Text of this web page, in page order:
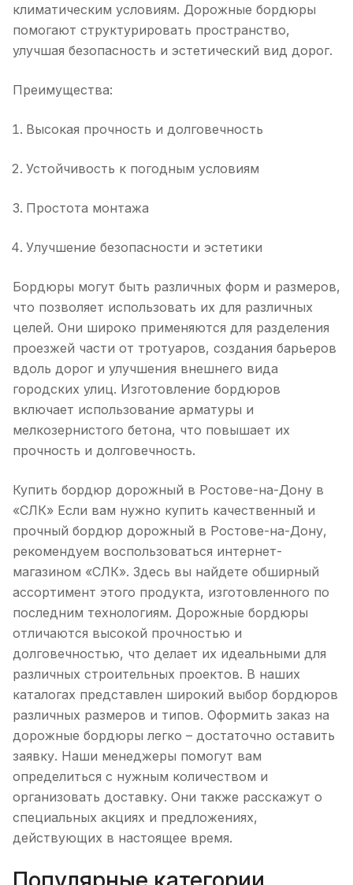
климатическим условиям. Дорожные бордюры
помогают структурировать пространство,
улучшая безопасность и эстетический вид дорог.
Преимущества:
Высокая прочность и долговечность
Устойчивость к погодным условиям
Простота монтажа
Улучшение безопасности и эстетики
Бордюры могут быть различных форм и размеров,
что позволяет использовать их для различных
целей. Они широко применяются для разделения
проезжей части от тротуаров, создания барьеров
вдоль дорог и улучшения внешнего вида
городских улиц. Изготовление бордюров
включает использование арматуры и
мелкозернистого бетона, что повышает их
прочность и долговечность.
Купить бордюр дорожный в Ростове-на-Дону в
«СЛК» Если вам нужно купить качественный и
прочный бордюр дорожный в Ростове-на-Дону,
рекомендуем воспользоваться интернет-
магазином «СЛК». Здесь вы найдете обширный
ассортимент этого продукта, изготовленного по
последним технологиям. Дорожные бордюры
отличаются высокой прочностью и
долговечностью, что делает их идеальными для
различных строительных проектов. В наших
каталогах представлен широкий выбор бордюров
различных размеров и типов. Оформить заказ на
дорожные бордюры легко – достаточно оставить
заявку. Наши менеджеры помогут вам
определиться с нужным количеством и
организовать доставку. Они также расскажут о
специальных акциях и предложениях,
действующих в настоящее время.